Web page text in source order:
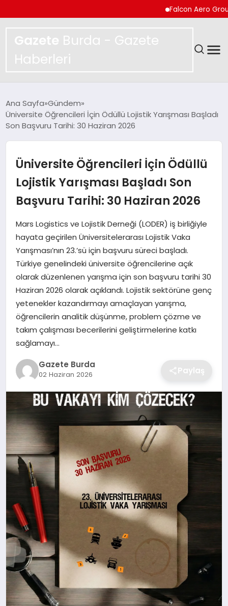
Falcon Aero Group,
Gazete Burda - Gazete
Haberleri
SPOR
EKONOMI
TEKNOLOJI
SAĞLIK
EĞITIM
DÜNYA
SIYASET
Ana Sayfa Gündem
Üniversite Öğrencileri İçin Ödüllü Lojistik Yarışması Başladı
Son Başvuru Tarihi: 30 Haziran 2026
Üniversite Öğrencileri İçin Ödüllü
Lojistik Yarışması Başladı Son
Başvuru Tarihi: 30 Haziran 2026
Mars Logistics ve Lojistik Derneği (LODER) iş birliğiyle
hayata geçirilen Üniversitelerarası Lojistik Vaka
Yarışması’nın 23.’sü için başvuru süreci başladı.
Türkiye genelindeki üniversite öğrencilerine açık
olarak düzenlenen yarışma için son başvuru tarihi 30
Haziran 2026 olarak açıklandı. Lojistik sektörüne genç
yetenekler kazandırmayı amaçlayan yarışma,
öğrencilerin analitik düşünme, problem çözme ve
takım çalışması becerilerini geliştirmelerine katkı
sağlamayı…
Gazete Burda
02 Haziran 2026 Paylaş